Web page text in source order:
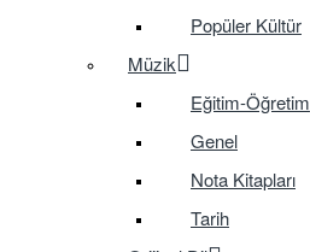
Popüler Kültür
Müzik
Eğitim-Öğretim
Genel
Nota Kitapları
Tarih